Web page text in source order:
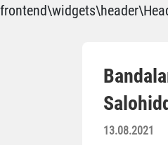
13.08.2021